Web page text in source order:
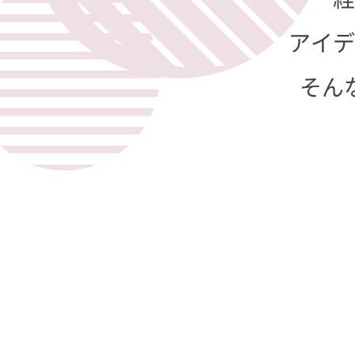
アイ
そん